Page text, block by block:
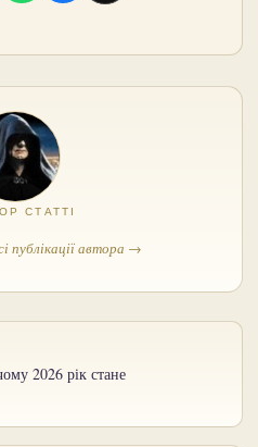
СТАТТІ
публікації автора →
2026 рік стане